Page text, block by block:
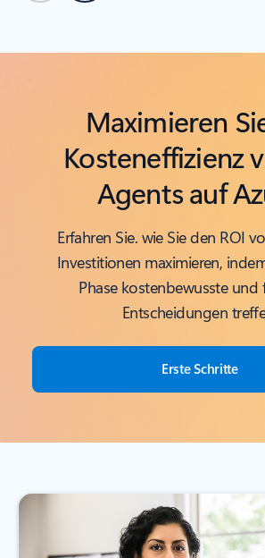
Zurück zum Onlinelernkarussell
Maximieren
Kosteneffizienz
Agents auf
Erfahren Sie. wie Sie den ROI
Investitionen maximieren,
Phase kostenbewusste und
Entscheidungen
Erste Schritte